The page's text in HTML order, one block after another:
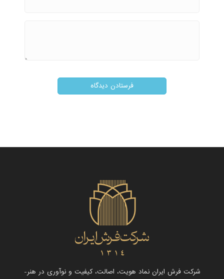
شرکت فرش ایران نماد هویت، اصالت، کیفیت و نوآوری در هنر-